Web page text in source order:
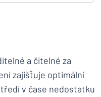
a čitelné za
zajišťuje optimální
v čase nedostatku